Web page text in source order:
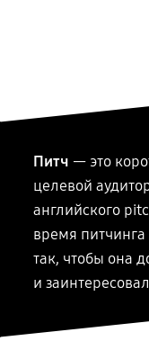
Питч — это
целевой
английского
время
так, чтобы она
и